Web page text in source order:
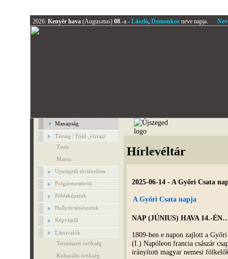
2026. Kenyér hava (Augusztus) 08.-a - László, Domonkosneve napja.
Manapság
Térség / Föld-,vízrajz
Tisza
Maros
Ujszögedi történelöm
Polgármestörök
Példaképeink
Hellytörténészeink
Képviselő
Látnivalók
Természeti örökség
Kulturális örökség
Hírlevéltár
2025-06-14 - A Győri Csata
A Győri Csata napja
NAP (JÚNIUS) HAVA 14.-
1809-ben e napon zajlott a
(I.) Napóleon francia császár
irányított magyar nemesi